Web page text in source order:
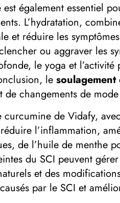
est également essentiel
L’hydratation,
et réduire les
ou aggraver les
le yoga et
lesoulagement
de changements de
curcumine de Vidafy,
l’inflammation,
de l’huile de menthe
du SCI peuvent
et des
par le SCI et